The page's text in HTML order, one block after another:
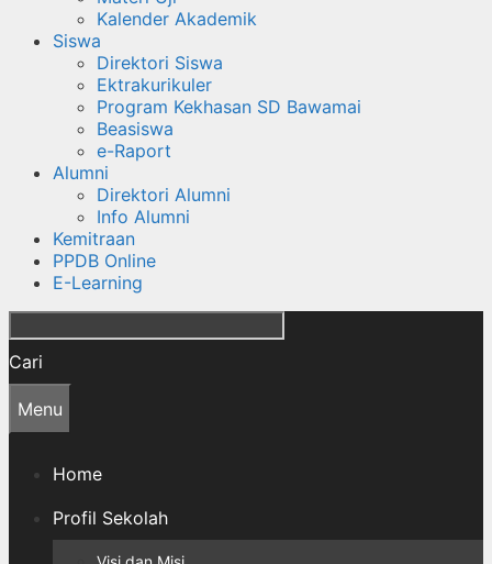
Kalender Akademik
Siswa
Direktori Siswa
Ektrakurikuler
Program Kekhasan SD Bawamai
Beasiswa
e-Raport
Alumni
Direktori Alumni
Info Alumni
Kemitraan
PPDB Online
E-Learning
Cari
Menu
Home
Profil Sekolah